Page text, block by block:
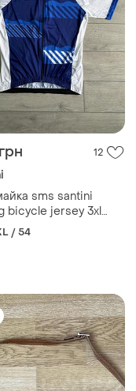
12
sms santini
bicycle jersey 3xl
велофутболка
/ 54